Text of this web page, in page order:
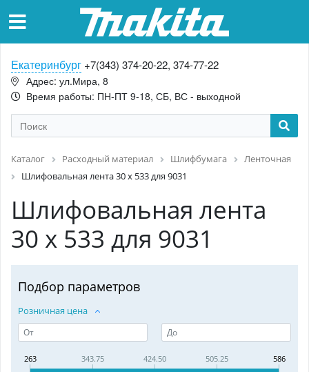
Екатеринбург +7(343) 374-20-22, 374-77-22
Адрес: ул.Мира, 8
Время работы: ПН-ПТ 9-18, СБ, ВС - выходной
Каталог Расходный материал Шлифбумага
Ленточная
Шлифовальная лента 30 х 533 для 9031
Шлифовальная лента
30 х 533 для 9031
Подбор параметров
Розничная цена
263 343.75 424.50 505.25 586